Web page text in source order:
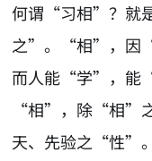
何谓“习相”？就
之”。“相”，因
而人能“学”，能
“相”，除“相”
天、先验之“性